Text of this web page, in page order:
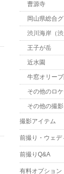
曹源寺
岡山県総合
渋川海岸（渋
王子が岳
近水園
牛窓オリーブ
その他のロ
その他の撮影
撮影アイテム
前撮り・ウェデ
前撮りQ&A
有料オプション